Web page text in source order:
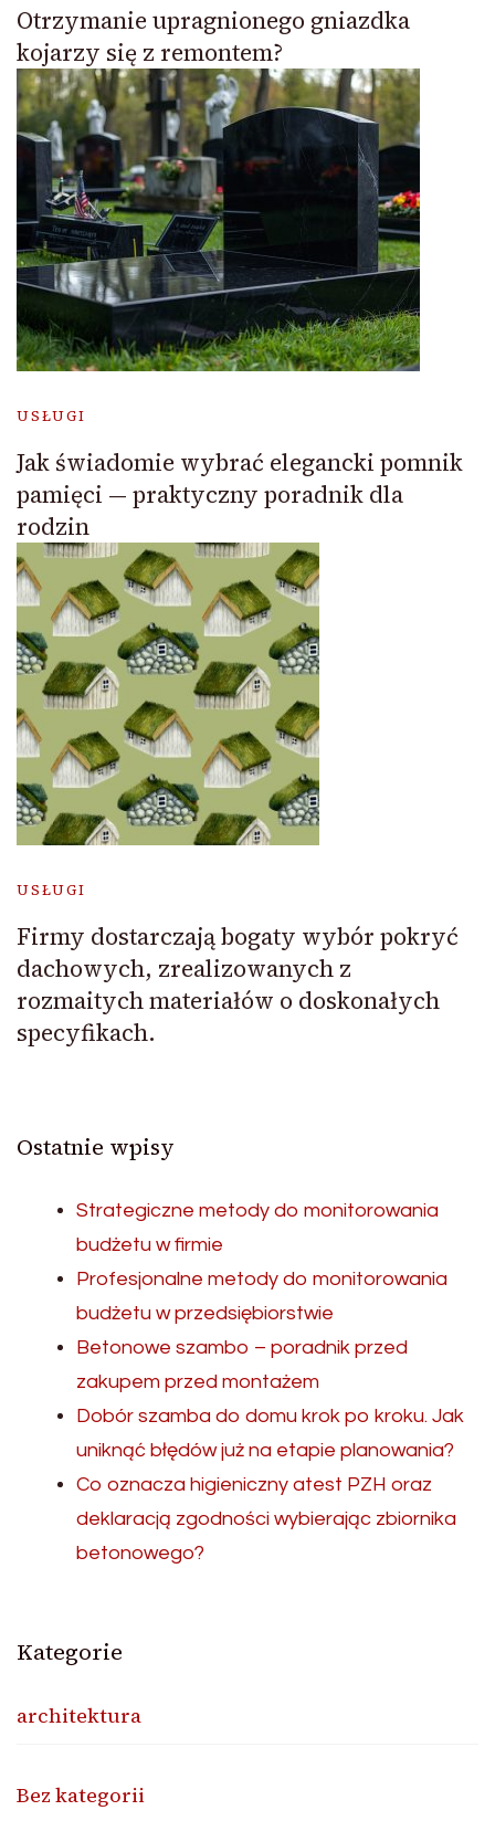
Otrzymanie upragnionego gniazdka
kojarzy się z remontem?
USŁUGI
Jak świadomie wybrać elegancki pomnik
pamięci — praktyczny poradnik dla
rodzin
USŁUGI
Firmy dostarczają bogaty wybór pokryć
dachowych, zrealizowanych z
rozmaitych materiałów o doskonałych
specyfikach.
Ostatnie wpisy
Strategiczne metody do monitorowania
budżetu w firmie
Profesjonalne metody do monitorowania
budżetu w przedsiębiorstwie
Betonowe szambo – poradnik przed
zakupem przed montażem
Dobór szamba do domu krok po kroku. Jak
uniknąć błędów już na etapie planowania?
Co oznacza higieniczny atest PZH oraz
deklaracją zgodności wybierając zbiornika
betonowego?
Kategorie
architektura
Bez kategorii